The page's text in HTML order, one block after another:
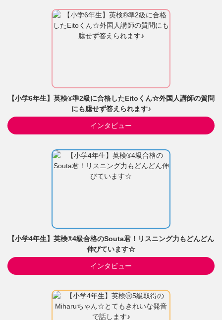
【小学6年生】英検®準2級に合格したEitoくん☆外国人講師の質問
にも臆せず答えられます♪
インタビュー
【小学4年生】英検®4級合格のSouta君！リスニング力もどんどん
伸びています☆
インタビュー